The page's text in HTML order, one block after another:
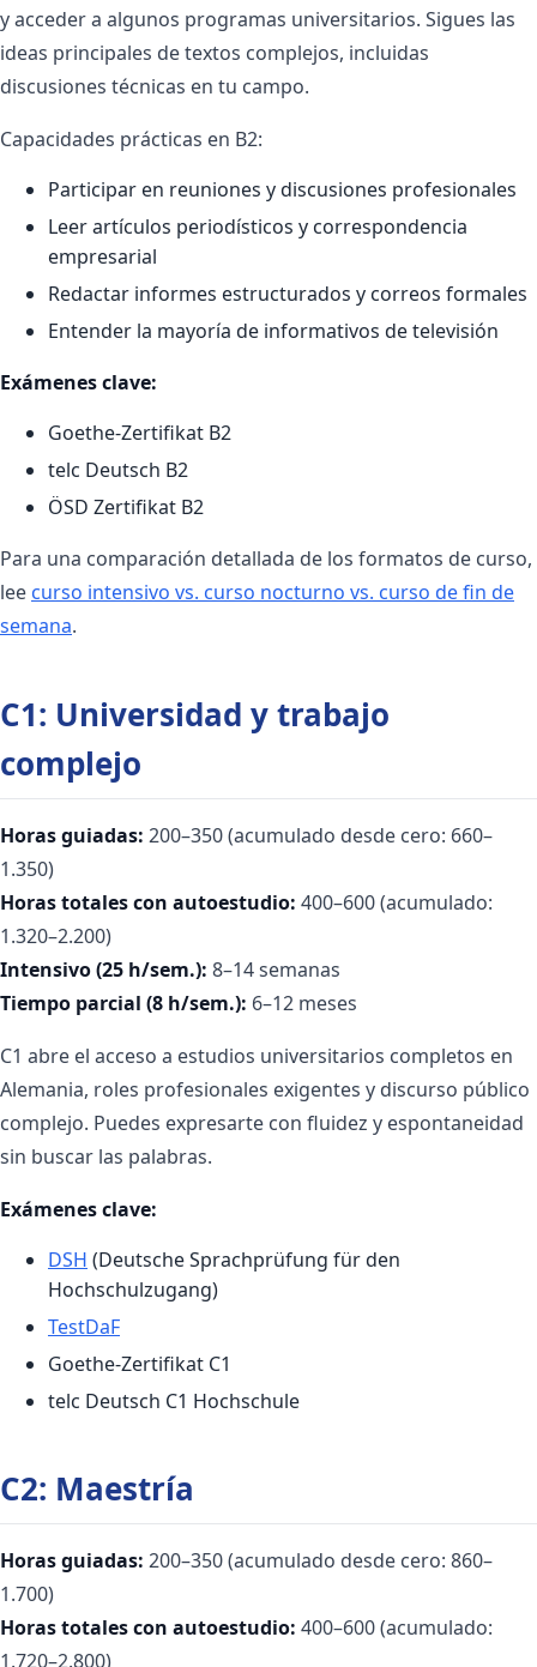
y acceder a algunos programas universitarios. Sigues las
ideas principales de textos complejos, incluidas
discusiones técnicas en tu campo.
Capacidades prácticas en B2:
Participar en reuniones y discusiones profesionales
Leer artículos periodísticos y correspondencia
empresarial
Redactar informes estructurados y correos formales
Entender la mayoría de informativos de televisión
Exámenes clave:
Goethe-Zertifikat B2
telc Deutsch B2
ÖSD Zertifikat B2
Para una comparación detallada de los formatos de curso,
lee curso intensivo vs. curso nocturno vs. curso de fin de
semana.
C1: Universidad y trabajo
complejo
Horas guiadas: 200–350 (acumulado desde cero: 660–
1.350)
Horas totales con autoestudio: 400–600 (acumulado:
1.320–2.200)
Intensivo (25 h/sem.): 8–14 semanas
Tiempo parcial (8 h/sem.): 6–12 meses
C1 abre el acceso a estudios universitarios completos en
Alemania, roles profesionales exigentes y discurso público
complejo. Puedes expresarte con fluidez y espontaneidad
sin buscar las palabras.
Exámenes clave:
DSH (Deutsche Sprachprüfung für den
Hochschulzugang)
TestDaF
Goethe-Zertifikat C1
telc Deutsch C1 Hochschule
C2: Maestría
Horas guiadas: 200–350 (acumulado desde cero: 860–
1.700)
Horas totales con autoestudio: 400–600 (acumulado:
1.720–2.800)